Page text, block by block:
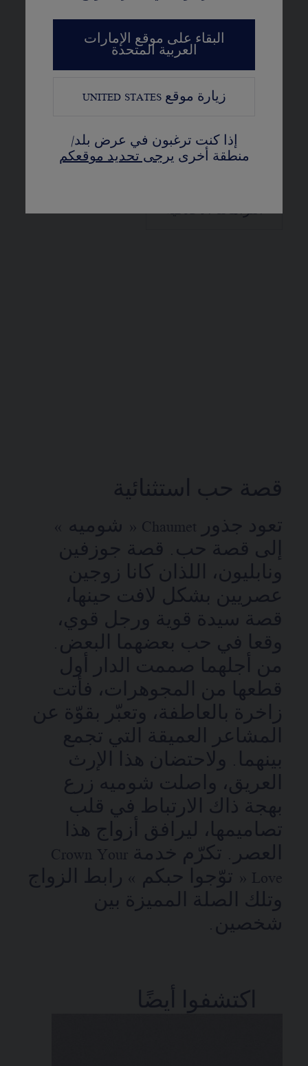
البقاء على موقع الإمارات
العربية المتحدة
زيارة موقعUNITED STATES
إذا كنت ترغبون في عرض بلد/
منطقة أخرى يرجى تحديد موقعكم
الثمينة. كما أنها عضو في
المجلس المعني بالممارسات
المسؤولة في مجال المجوهرات
وتلتزم بصرامة بتطبيق عملية
كيمبرلي.
التزاماتنا الأخلاقية
قصة حب استثنائية
تعود جذور Chaumet « شوميه »
إلى قصة حب. قصة جوزفين
ونابليون، اللذان كانا زوجين
عصريين بشكل لافت حينها،
قصة سيدة قوية ورجل قوي،
وقعا في حب بعضهما البعض.
من أجلهما صممت الدار أول
قطعها من المجوهرات، فأتت
زاخرة بالعاطفة، وتعبّر بقوّة عن
المشاعر العميقة التي تجمع
بينهما. ولاحتضان هذا الإرث
العريق، واصلت شوميه زرع
بهجة ذاك الارتباط في قلب
تصاميمها، ليرافق أزواج هذا
العصر. تكرّم خدمة Crown Your
Love « توّجوا حبكم » رابط الزواج
وتلك الصلة المميزة بين
شخصين.
اكتشفوا أيضًا